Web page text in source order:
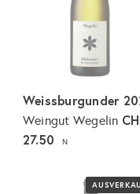
Weissburgunder
Weingut Wegelin
27.50
N